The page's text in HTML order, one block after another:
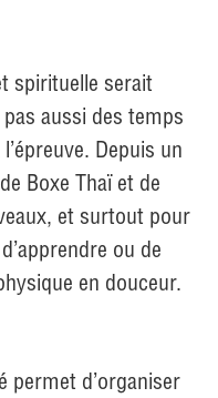
spirituelle serait
aussi des temps
Depuis un
Boxe Thaï et de
et surtout pour
ou de
en douceur.
permet d’organiser